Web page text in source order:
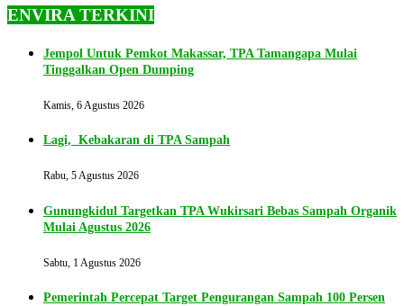
ENVIRA TERKINI
Jempol Untuk Pemkot Makassar, TPA Tamangapa Mulai
Tinggalkan Open Dumping
Kamis, 6 Agustus 2026
Lagi, Kebakaran di TPA Sampah
Rabu, 5 Agustus 2026
Gunungkidul Targetkan TPA Wukirsari Bebas Sampah Organik
Mulai Agustus 2026
Sabtu, 1 Agustus 2026
Pemerintah Percepat Target Pengurangan Sampah 100 Persen